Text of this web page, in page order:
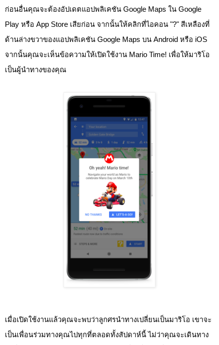
ก่อนอื่นคุณจะต้องอัปเดตแอปพลิเคชัน Google Maps ใน Google
Play หรือ App Store เสียก่อน จากนั้นให้คลิกที่ไอคอน "?" สีเหลืองที่
ด้านล่างขวาของแอปพลิเคชัน Google Maps บน Android หรือ iOS
จากนั้นคุณจะเห็นข้อความให้เปิดใช้งาน Mario Time! เพื่อให้มาริโอ
เป็นผู้นำทางของคุณ
เมื่อเปิดใช้งานแล้วคุณจะพบว่าลูกศรนำทางเปลี่ยนเป็นมาริโอ เขาจะ
เป็นเพื่อนร่วมทางคุณไปทุกที่ตลอดทั้งสัปดาห์นี้ ไม่ว่าคุณจะเดินทาง